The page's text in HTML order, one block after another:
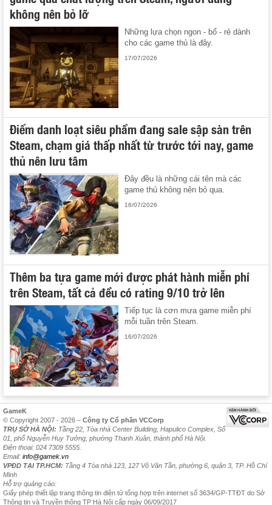
không nên bỏ lỡ
Những lựa chọn ngon - bổ - rẻ dành
cho các game thủ là đây.
17/07/2026
Điểm danh loạt siêu phẩm đang sale sập sàn trên
Steam, chạm giá thấp nhất từ trước tới nay, game
thủ nên lưu tâm
Đây đều là những cái tên mà các
game thủ không nên bỏ qua.
16/07/2026
Thêm ba tựa game mới được phát hành miễn phí
trên Steam, tất cả đều có rating 9/10 trở lên
Tiếp tục là cơn mưa game miễn phí
mỗi tuần trên Steam.
16/07/2026
GameK
© Copyright 2007 - 2026 – Công ty Cổ phần VCCorp
TRỤ SỞ HÀ NỘI: Tầng 22, Tòa nhà Center Building, Hapulico Complex, Số
01, phố Nguyễn Huy Tưởng, phường Thanh Xuân, thành phố Hà Nội.
Điện thoại: 024 7309 5555.
Email: info@gamek.vn
VPĐD TẠI TP.HCM: Tầng 4 Tòa nhà 123, 127 Võ Văn Tần, phường 6, quận 3, TP. Hồ Chí
Minh
Hỗ trợ quảng cáo:
Giấy phép thiết lập trang thông tin điện tử tổng hợp trên internet số 3634/GP-TTĐT do Sở
Thông tin và Truyền thông TP Hà Nội cấp ngày 06/09/2017